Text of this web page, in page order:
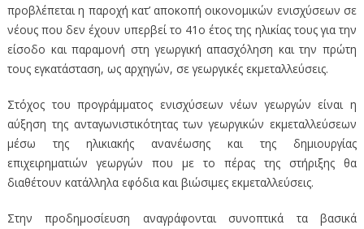
προβλέπεται η παροχή κατ’ αποκοπή οικονομικών ενισχύσεων σε
νέους που δεν έχουν υπερβεί το 41ο έτος της ηλικίας τους για την
είσοδο και παραμονή στη γεωργική απασχόληση και την πρώτη
τους εγκατάσταση, ως αρχηγών, σε γεωργικές εκμεταλλεύσεις.
Στόχος του προγράμματος ενισχύσεων νέων γεωργών είναι η
αύξηση της ανταγωνιστικότητας των γεωργικών εκμεταλλεύσεων
µέσω της ηλικιακής ανανέωσης και της δημιουργίας
επιχειρηματιών γεωργών που µε το πέρας της στήριξης θα
διαθέτουν κατάλληλα εφόδια και βιώσιμες εκμεταλλεύσεις.
Στην προδημοσίευση αναγράφονται συνοπτικά τα βασικά